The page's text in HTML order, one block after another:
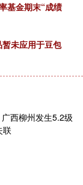
基金期末“成绩
未应用于豆包